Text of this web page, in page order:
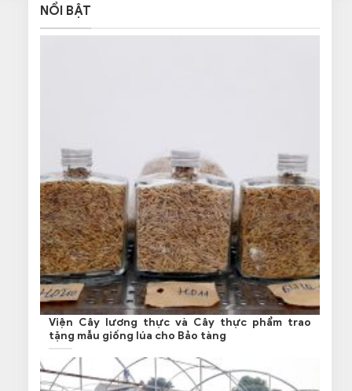
NỔI BẬT
Viện Cây lương thực và Cây thực phẩm trao
tặng mẫu giống lúa cho Bảo tàng